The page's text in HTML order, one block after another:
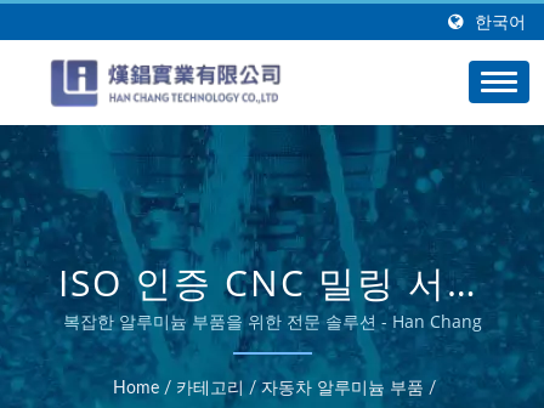
한국어
ISO 인증 CNC 밀링 서비
스 - HAN CHANG
복잡한 알루미늄 부품을 위한 전문 솔루션 - Han Chang
Home / 카테고리 / 자동차 알루미늄 부품 /